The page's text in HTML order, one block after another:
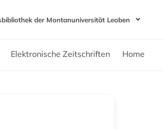
der Montanuniversität Leoben
Elektronische Zeitschriften Home